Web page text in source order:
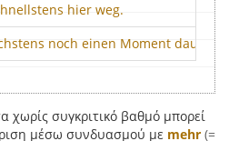
hier weg.
noch einen Moment dauern.
χωρίς συγκριτικό βαθμό μπορεί
μέσω συνδυασμού με mehr (=